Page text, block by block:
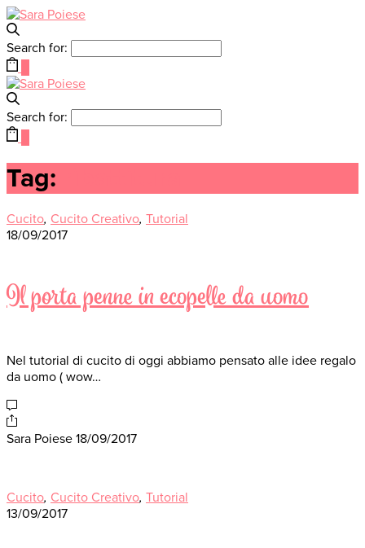
Search for:
Search for:
Tag:
Cucito, Cucito Creativo, Tutorial
18/09/2017
Il porta penne in ecopelle da uomo
Nel tutorial di cucito di oggi abbiamo pensato alle idee regalo
da uomo ( wow…
Sara Poiese 18/09/2017
Cucito, Cucito Creativo, Tutorial
13/09/2017